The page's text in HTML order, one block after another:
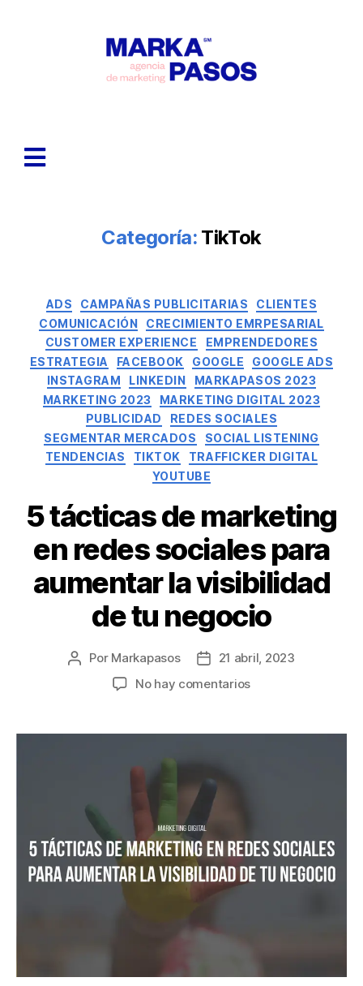
Categoría: TikTok
ADS CAMPAÑAS PUBLICITARIAS
CLIENTES
COMUNICACIÓN
CRECIMIENTO EMRPESARIAL
CUSTOMER EXPERIENCE
EMPRENDEDORES
ESTRATEGIA
FACEBOOK GOOGLE
GOOGLE ADS
INSTAGRAM
LINKEDIN
MARKAPASOS 2023
MARKETING 2023
MARKETING DIGITAL 2023
PUBLICIDAD
REDES SOCIALES
SEGMENTAR MERCADOS
SOCIAL LISTENING
TENDENCIAS
TIKTOK
TRAFFICKER DIGITAL
YOUTUBE
5 tácticas de marketing
en redes sociales para
aumentar la visibilidad
de tu negocio
Por Markapasos
21 abril, 2023
No hay comentarios